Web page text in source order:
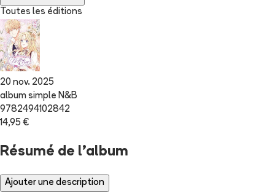
Toutes les éditions
20 nov. 2025
album simple N&B
9782494102842
14,95 €
Résumé de l'album
Ajouter une description